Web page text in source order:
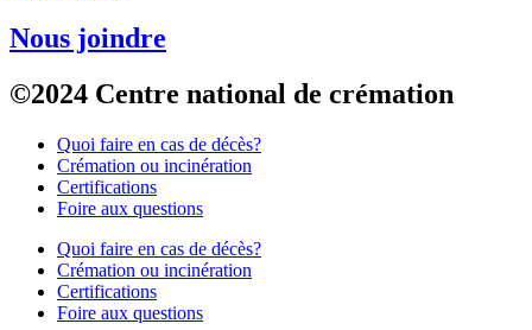
Nous joindre
©2024 Centre national de crémation
Quoi faire en cas de décès?
Crémation ou incinération
Certifications
Foire aux questions
Quoi faire en cas de décès?
Crémation ou incinération
Certifications
Foire aux questions